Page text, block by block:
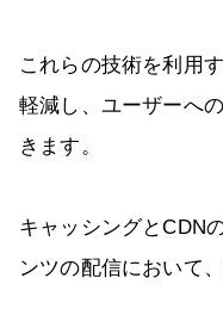
これらの技術を利用
軽減し、ユーザーへ
きます。
キャッシングとCDN
ンツの配信において